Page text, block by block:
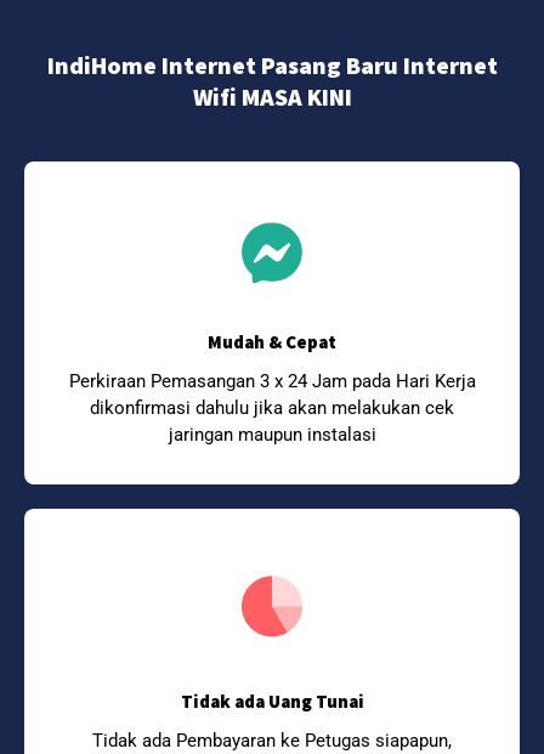
IndiHome Internet Pasang Baru Internet
Wifi MASA KINI
Mudah & Cepat
Perkiraan Pemasangan 3 x 24 Jam pada Hari Kerja
dikonfirmasi dahulu jika akan melakukan cek
jaringan maupun instalasi
Tidak ada Uang Tunai
Tidak ada Pembayaran ke Petugas siapapun,